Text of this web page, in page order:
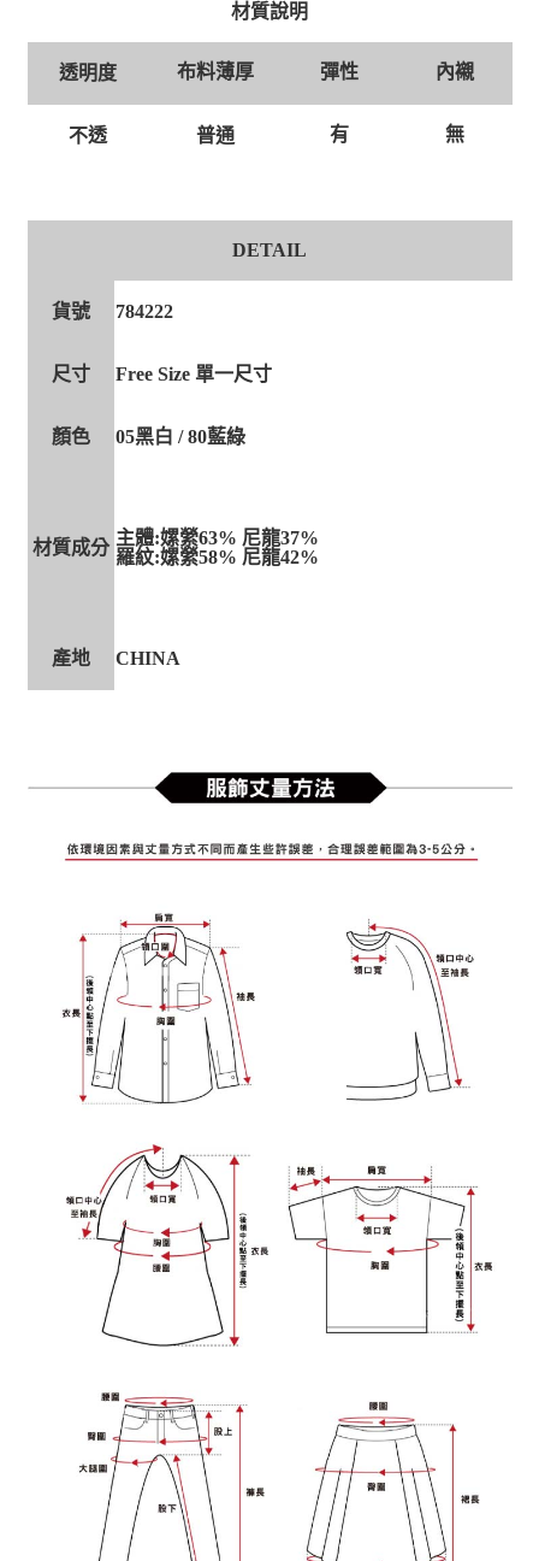
材質說明
透明度 布料薄厚 彈性 內襯
不透 普通 有 無
DETAIL
貨號 784222
尺寸 Free Size 單一尺寸
顏色 05黑白 / 80藍綠
材質成分 主體:嫘縈63% 尼龍37%
羅紋:嫘縈58% 尼龍42%
產地 CHINA